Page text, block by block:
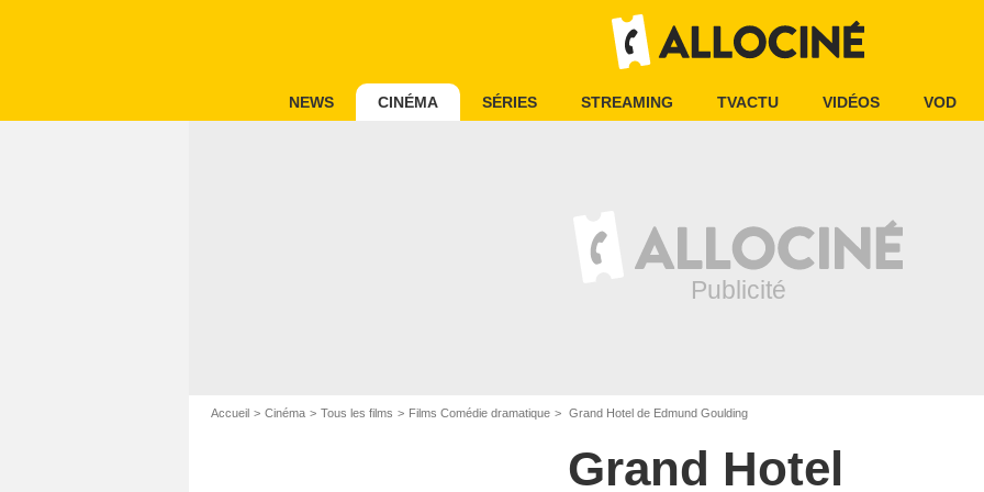
NEWS CINÉMA SÉRIES STREAMING TVACTU VIDÉOS VOD
Accueil Cinéma Tous les films Films Comédie dramatique Grand Hotel de Edmund Goulding
Grand Hotel